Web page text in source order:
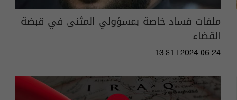
ملفات فساد خاصة بمسؤولي المثنى في قبضة
القضاء
13:31 | 2024-06-24